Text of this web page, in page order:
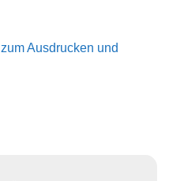
zum Ausdrucken und